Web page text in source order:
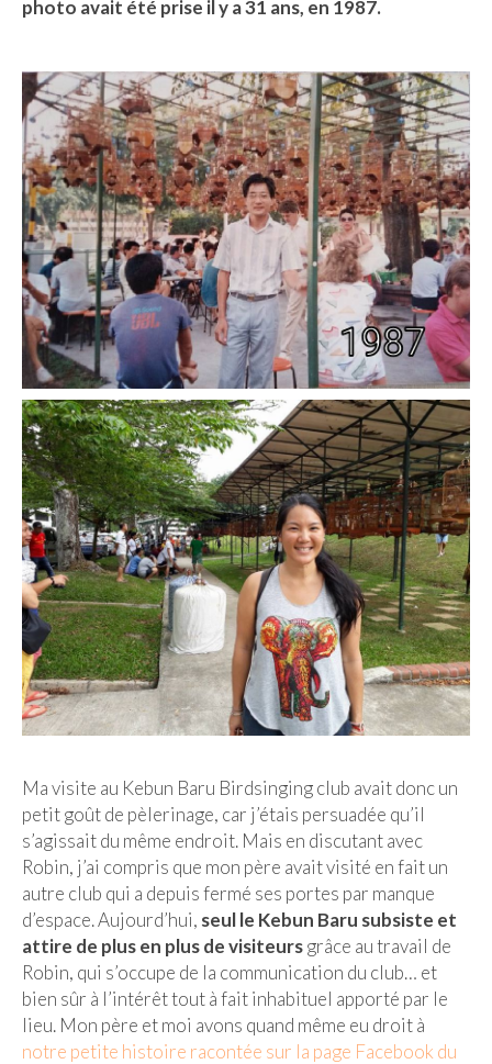
EUROPE
France
La Réunion
Paris
Poitou
Saint-Malo
Savoie
Vendée
Allemagne
Berlin
Munich
Danemark
Copenhague
Portugal
Lisbonne
GUIDES FOOD
ALLEMAGNE
– Berlin
– Munich
BOLIVIE
– Sucre
photo avait été prise il y a 31 ans, en 1987.
Ma visite au Kebun Baru Birdsinging club avait donc un
petit goût de pèlerinage, car j’étais persuadée qu’il
s’agissait du même endroit. Mais en discutant avec
Robin, j’ai compris que mon père avait visité en fait un
autre club qui a depuis fermé ses portes par manque
d’espace. Aujourd’hui, seul le Kebun Baru subsiste et
attire de plus en plus de visiteursgrâce au travail de
Robin, qui s’occupe de la communication du club… et
bien sûr à l’intérêt tout à fait inhabituel apporté par le
lieu. Mon père et moi avons quand même eu droit à
notre petite histoire racontée sur la page Facebook du